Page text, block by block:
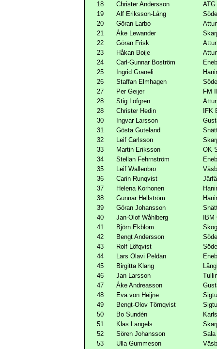
18
Christer Andersson
ATG
19
Alf Eriksson-Lång
20
Göran Larbo
21
Åke Lewander
22
Göran Frisk
23
Håkan Boije
24
Carl-Gunnar Boström
25
Ingrid Graneli
26
Staffan Elmhagen
27
Per Geijer
FM
28
Stig Löfgren
28
Christer Hedin
IFK
30
Ingvar Larsson
31
Gösta Guteland
32
Leif Carlsson
33
Martin Eriksson
OK
34
Stellan Fehrnström
35
Leif Wallenbro
36
Carin Runqvist
37
Helena Korhonen
38
Gunnar Hellström
39
Göran Johansson
40
Jan-Olof Wåhlberg
41
Björn Ekblom
42
Bengt Andersson
43
Rolf Löfqvist
44
Lars Olavi Peldan
45
Birgitta Klang
46
Jan Larsson
47
Åke Andreasson
48
Eva von Heijne
49
Bengt-Olov Törnqvist
50
Bo Sundén
51
Klas Langels
52
Sören Johansson
Sala
53
Ulla Gummeson